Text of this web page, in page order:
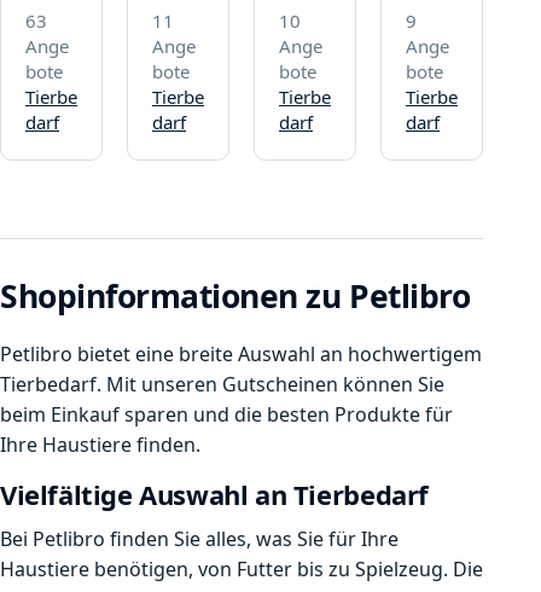
63
Ange
bote
Tierbe
darf
11
Ange
bote
Tierbe
darf
10
Ange
bote
Tierbe
darf
9
Ange
bote
Tierbe
darf
Shopinformationen zu Petlibro
Petlibro bietet eine breite Auswahl an hochwertigem
Tierbedarf. Mit unseren Gutscheinen können Sie
beim Einkauf sparen und die besten Produkte für
Ihre Haustiere finden.
Vielfältige Auswahl an Tierbedarf
Bei Petlibro finden Sie alles, was Sie für Ihre
Haustiere benötigen, von Futter bis zu Spielzeug. Die